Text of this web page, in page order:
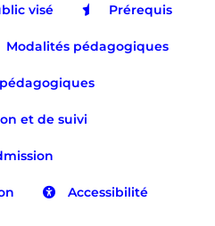
visé Prérequis
Modalités pédagogiques
et de suivi
Accessibilité